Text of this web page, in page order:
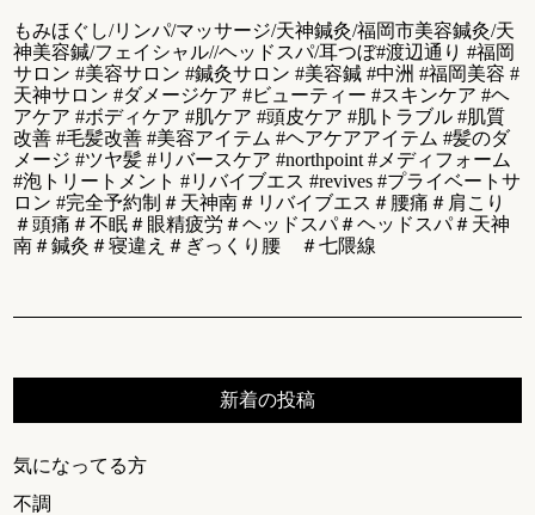
もみほぐし/リンパ/マッサージ/天神鍼灸/福岡市美容鍼灸/天
神美容鍼/フェイシャル//ヘッドスパ/耳つぼ#渡辺通り #福岡
サロン #美容サロン #鍼灸サロン #美容鍼 #中洲 #福岡美容 #
天神サロン #ダメージケア #ビューティー #スキンケア #ヘ
アケア #ボディケア #肌ケア #頭皮ケア #肌トラブル #肌質
改善 #毛髪改善 #美容アイテム #ヘアケアアイテム #髪のダ
メージ #ツヤ髪 #リバースケア #northpoint #メディフォーム
#泡トリートメント #リバイブエス #revives #プライベートサ
ロン #完全予約制＃天神南＃リバイブエス＃腰痛＃肩こり
＃頭痛＃不眠＃眼精疲労＃ヘッドスパ＃ヘッドスパ＃天神
南＃鍼灸＃寝違え＃ぎっくり腰 ＃七隈線
新着の投稿
気になってる方
不調